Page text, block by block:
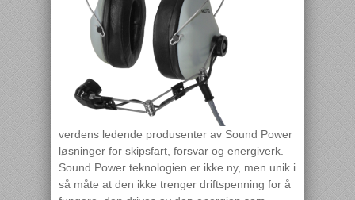
verdens ledende produsenter av Sound Power
løsninger for skipsfart, forsvar og energiverk.
Sound Power teknologien er ikke ny, men unik i
så måte at den ikke trenger driftspenning for å